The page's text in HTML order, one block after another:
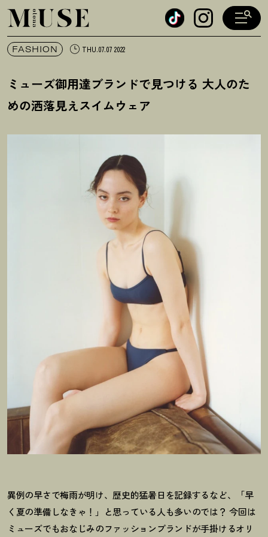
オトナミューズ ウェブ
FASHION THU.07.07 2022
ミューズ御用達ブランドで見つける 大人のた
めの洒落見えスイムウェア
異例の早さで梅雨が明け、歴史的猛暑日を記録するなど、「早
く夏の準備しなきゃ ！ 」と思っている人も多いのでは？ 今回は
ミューズでもおなじみのファッションブランドが手掛けるオリ